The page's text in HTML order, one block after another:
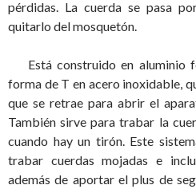
pérdidas. La cuerda se pasa
quitarlo del mosquetón.
Está construido en aluminio
forma de T en acero inoxidable,
que se retrae para abrir el
También sirve para trabar la
cuando hay un tirón. Este
trabar cuerdas mojadas e
además de aportar el plus de